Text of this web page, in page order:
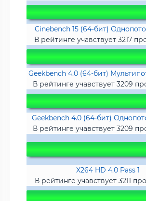
Cinebench 15 (64-бит)
В рейтинге учавствует 3217
Geekbench 4.0 (64-бит)
В рейтинге учавствует 3209
Geekbench 4.0 (64-бит)
В рейтинге учавствует 3209
X264 HD 4.0 Pass 1
В рейтинге учавствует 3211